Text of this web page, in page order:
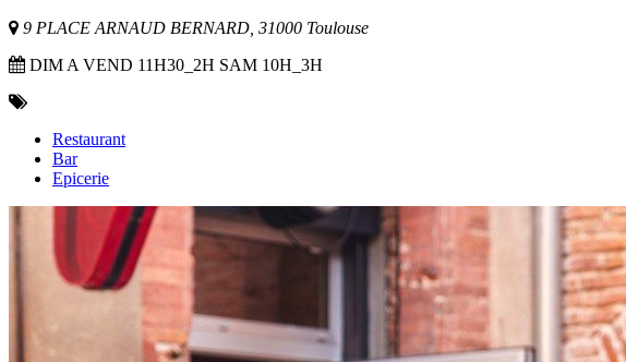
9 PLACE ARNAUD BERNARD, 31000 Toulouse
DIM A VEND 11H30_2H SAM 10H_3H
Restaurant
Bar
Epicerie